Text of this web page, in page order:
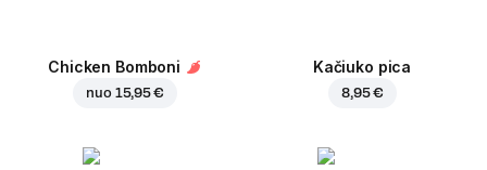
Chicken Bomboni
nuo 15,95 €
Kačiuko pica
8,95 €